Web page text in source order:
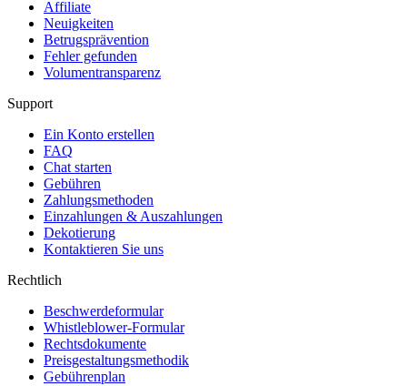
Affiliate
Neuigkeiten
Betrugsprävention
Fehler gefunden
Volumentransparenz
Support
Ein Konto erstellen
FAQ
Chat starten
Gebühren
Zahlungsmethoden
Einzahlungen & Auszahlungen
Dekotierung
Kontaktieren Sie uns
Rechtlich
Beschwerdeformular
Whistleblower-Formular
Rechtsdokumente
Preisgestaltungsmethodik
Gebührenplan